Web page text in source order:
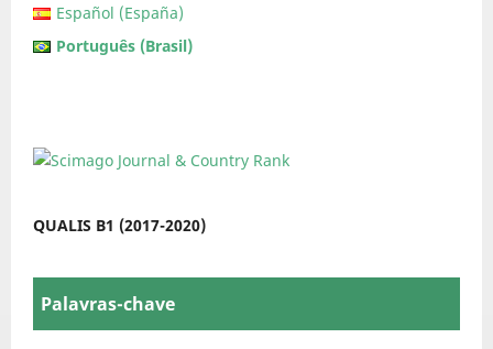
Español (España)
Português (Brasil)
QUALIS B1 (2017-2020)
Palavras-chave